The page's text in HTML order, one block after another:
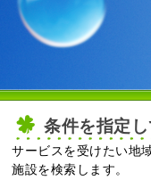
条件を指定
サービスを受けたい地
施設を検索します。